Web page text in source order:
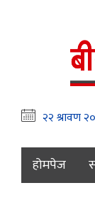
होमपेज